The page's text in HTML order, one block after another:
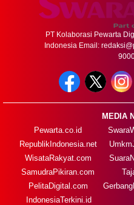
PT Kolaborasi Pewarta
Indonesia Email:
MEDIA
Pewarta.co.id
RepublikIndonesia.net
WisataRakyat.com
SamudraPikiran.com
PelitaDigital.com
IndonesiaTerkini.id